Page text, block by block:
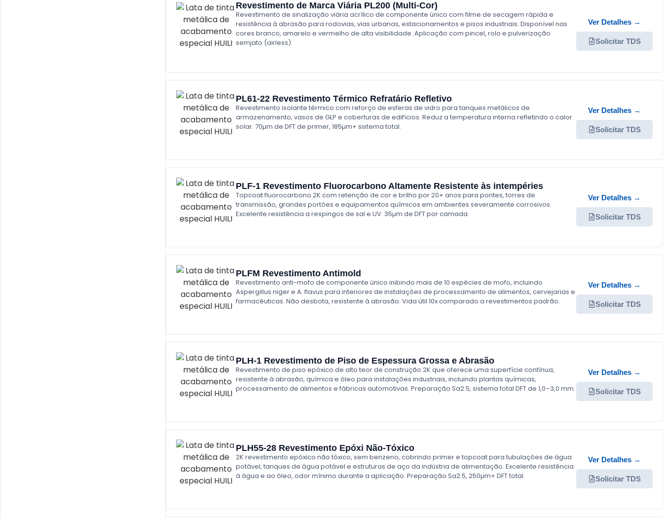
Revestimento de Marca Viária PL200 (Multi-Cor)
Revestimento de sinalização viária acrílico de componente único com filme de secagem rápida e
resistência à abrasão para rodovias, vias urbanas, estacionamentos e pisos industriais. Disponível nas
cores branco, amarelo e vermelho de alta visibilidade. Aplicação com pincel, rolo e pulverização
semjato (airless).
Ver Detalhes →
Solicitar TDS
PL61-22 Revestimento Térmico Refratário Refletivo
Revestimento isolante térmico com reforço de esferas de vidro para tanques metálicos de
armazenamento, vasos de GLP e coberturas de edifícios. Reduz a temperatura interna refletindo o calor
solar. 70µm de DFT de primer, 185µm+ sistema total.
Ver Detalhes →
Solicitar TDS
PLF-1 Revestimento Fluorocarbono Altamente Resistente às intempéries
Topcoat fluorocarbono 2K com retenção de cor e brilho por 20+ anos para pontes, torres de
transmissão, grandes portões e equipamentos químicos em ambientes severamente corrosivos.
Excelente resistência a respingos de sal e UV. 35µm de DFT por camada.
Ver Detalhes →
Solicitar TDS
PLFM Revestimento Antimold
Revestimento anti-mofo de componente único inibindo mais de 10 espécies de mofo, incluindo
Aspergillus niger e A. flavus para interiores de instalações de processamento de alimentos, cervejarias e
farmacêuticas. Não desbota, resistente à abrasão. Vida útil 10x comparado a revestimentos padrão.
Ver Detalhes →
Solicitar TDS
PLH-1 Revestimento de Piso de Espessura Grossa e Abrasão
Revestimento de piso epóxico de alto teor de construção 2K que oferece uma superfície contínua,
resistente à abrasão, química e óleo para instalações industriais, incluindo plantas químicas,
processamento de alimentos e fábricas automotivas. Preparação Sa2.5, sistema total DFT de 1,0–3,0 mm.
Ver Detalhes →
Solicitar TDS
PLH55-28 Revestimento Epóxi Não-Tóxico
2K revestimento epóxico não tóxico, sem benzeno, cobrindo primer e topcoat para tubulações de água
potável, tanques de água potável e estruturas de aço da indústria de alimentação. Excelente resistência
à água e ao óleo, odor mínimo durante a aplicação. Preparação Sa2.5, 250µm+ DFT total.
Ver Detalhes →
Solicitar TDS